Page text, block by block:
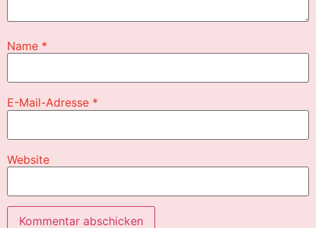
Name *
E-Mail-Adresse *
Website